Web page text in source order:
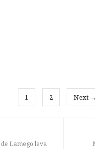
1 2 Next
Lamego leva